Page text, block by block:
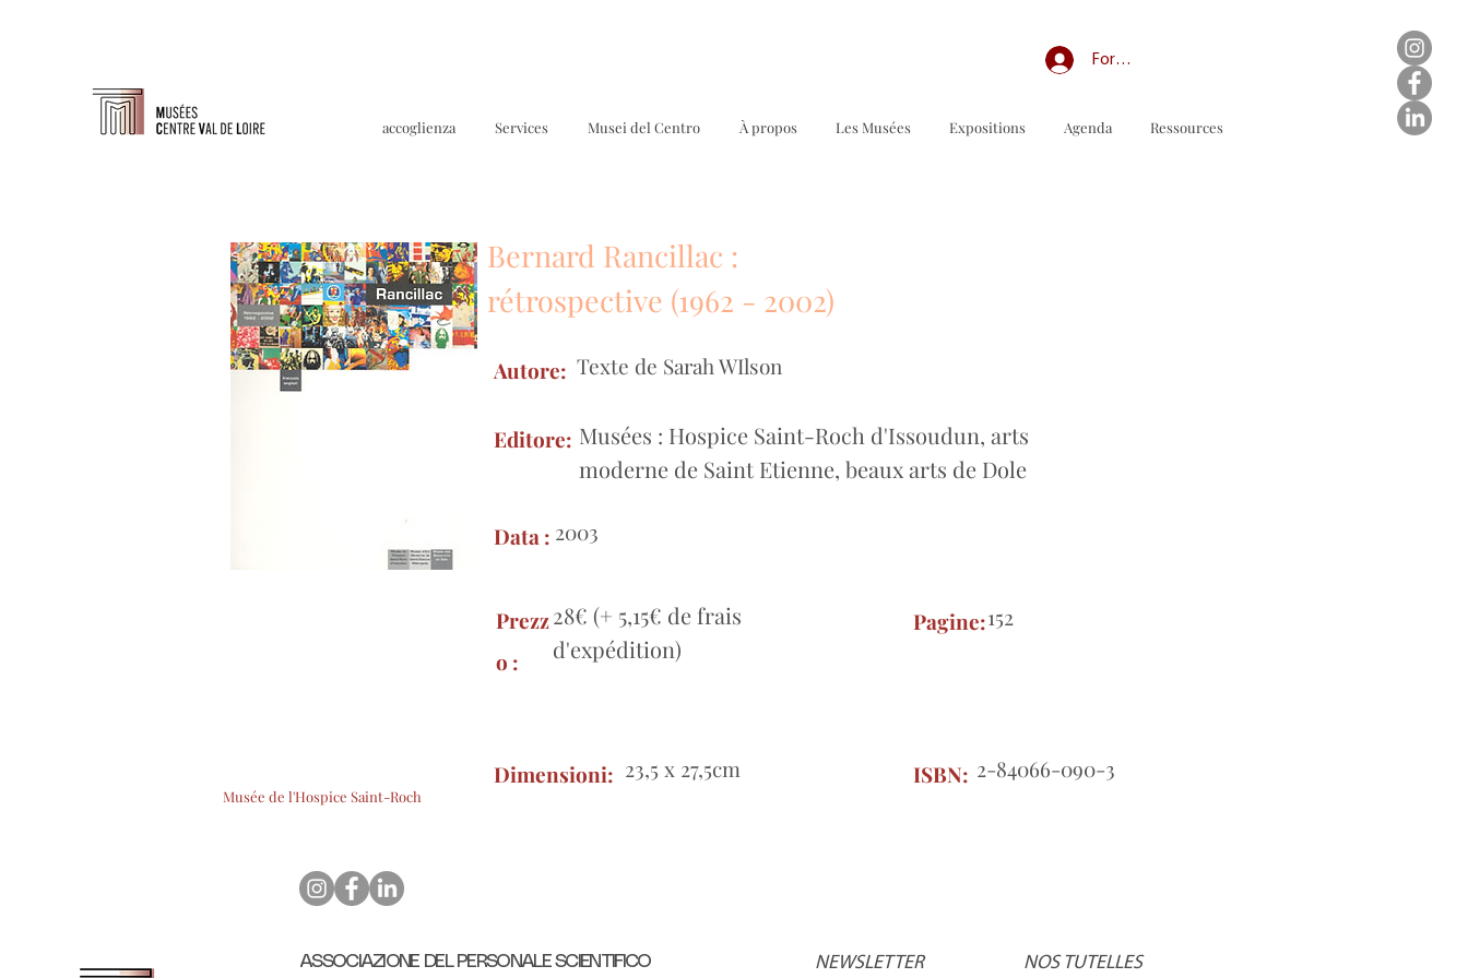
Forum professionnel/My Groups
accoglienza Services Musei del Centro À propos Les Musées Expositions Agenda Ressources
Bernard Rancillac :
rétrospective (1962 - 2002)
Autore: Texte de Sarah WIlson
Musées : Hospice Saint-Roch d'Issoudun, arts
moderne de Saint Etienne, beaux arts de Dole
Editore:
2003
Data :
28€ (+ 5,15€ de frais
d'expédition)
Prezz
o :
152
Pagine:
Musée de l'Hospice Saint-Roch
23,5 x 27,5cm
Dimensioni: 2-84066-090-3
ISBN:
ASSOCIAZIONE DEL PERSONALE SCIENTIFICO NEWSLETTER NOS TUTELLES